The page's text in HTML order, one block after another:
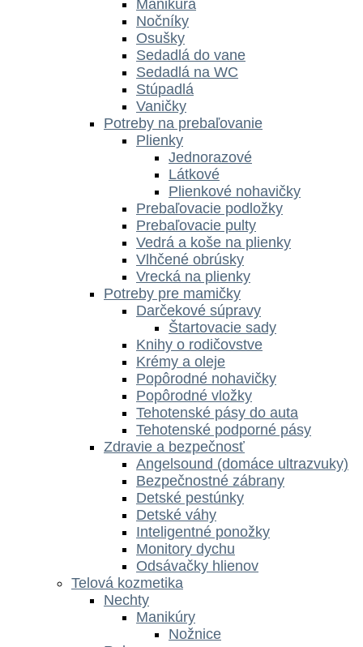
Manikúra
Nočníky
Osušky
Sedadlá do vane
Sedadlá na WC
Stúpadlá
Vaničky
Potreby na prebaľovanie
Plienky
Jednorazové
Látkové
Plienkové nohavičky
Prebaľovacie podložky
Prebaľovacie pulty
Vedrá a koše na plienky
Vlhčené obrúsky
Vrecká na plienky
Potreby pre mamičky
Darčekové súpravy
Štartovacie sady
Knihy o rodičovstve
Krémy a oleje
Popôrodné nohavičky
Popôrodné vložky
Tehotenské pásy do auta
Tehotenské podporné pásy
Zdravie a bezpečnosť
Angelsound (domáce ultrazvuky)
Bezpečnostné zábrany
Detské pestúnky
Detské váhy
Inteligentné ponožky
Monitory dychu
Odsávačky hlienov
Telová kozmetika
Nechty
Manikúry
Nožnice